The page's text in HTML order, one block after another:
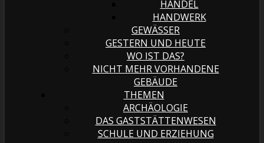
HANDEL
HANDWERK
GEWÄSSER
GESTERN UND HEUTE
WO IST DAS?
NICHT MEHR VORHANDENE
GEBÄUDE
THEMEN
ARCHÄOLOGIE
DAS GASTSTÄTTENWESEN
SCHULE UND ERZIEHUNG